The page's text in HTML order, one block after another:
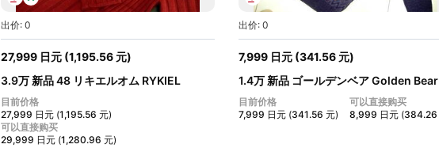
出价: 0
27,999 日元 (1,195.56 元)
3.9万 新品 48 リキエルオム RYKIEL
HOMME...
目前价格
27,999 日元 (1,195.56 元)
可以直接购买
29,999 日元 (1,280.96 元)
出价: 0
7,999 日元 (341.56 元)
1.4万 新品 ゴールデンベア Golden Bear
メ...
目前价格
7,999 日元 (341.56 元)
可以直接购买
8,999 日元 (384.26